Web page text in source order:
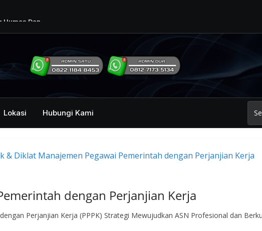
Acara
dan Kehumasan
Lokasi Hubungi Kami
dengan Perjanjian Kerja
Perjanjian Kerja (PPPK) Strategi Mewujudkan ASN Profesional dan